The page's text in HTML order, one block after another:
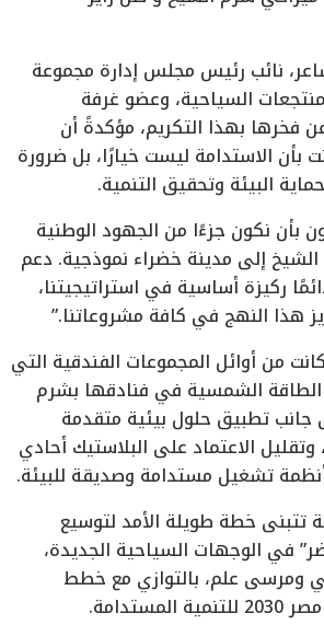
نائب رئيس مجلس إدارة مجموعة
السياحية، وعضو غرفة
فخرها بهذا التكريم، مؤكدةً أن
بأن الاستدامة ليست خيارًا، بل ضرورة
البيئة وتحقيق التنمية.
بأن نكون جزءًا من الجهود الوطنية
الشيخ إلى مدينة خضراء نموذجية. دعم
ركيزة أساسية في استراتيجيتنا،
هذا النهج في كافة مشروعاتنا.”
من أوائل المجموعات الفندقية التي
الشمسية في فنادقها بشرم
جانب تطبيق حلول بيئية متقدمة
وتقليل الاعتماد على البلاستيك أحادي
تشغيل مستدامة وصديقة للبيئة.
تتبنى خطة طويلة الأمد لتوسيع
في الوجهات السياحية الجديدة،
ومرسى علم، بالتوازي مع خطط